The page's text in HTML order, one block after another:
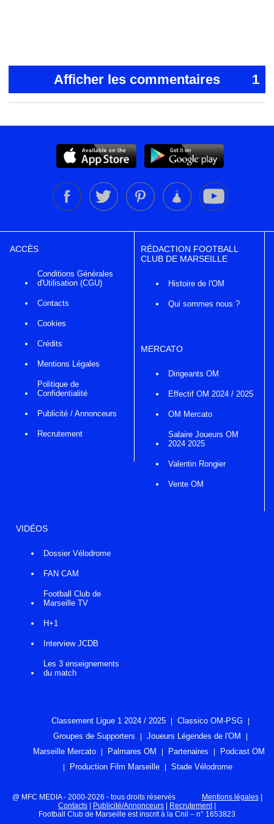
Afficher les commentaires 1
ACCÈS
Conditions Générales
d'Utilisation (CGU)
Contacts
Cookies
Crédits
Mentions Légales
Politique de
Confidentialité
Publicité / Annonceurs
Recrutement
RÉDACTION FOOTBALL
CLUB DE MARSEILLE
Histoire de l'OM
Qui sommes nous ?
MERCATO
Dirigeants OM
Effectif OM 2024 / 2025
OM Mercato
Salaire Joueurs OM
2024 2025
Valentin Rongier
Vente OM
VIDÉOS
Dossier Vélodrome
FAN CAM
Football Club de
Marseille TV
H+1
Interview JCDB
Les 3 enseignements
du match
Classement Ligue 1 2024 / 2025
Classico OM-PSG
Groupes de Supporters
Joueurs Légendes de l'OM
Marseille Mercato
Palmares OM Partenaires
Podcast OM
Production Film Marseille
Stade Vélodrome
@ MFC MEDIA - 2000-2026 - tous droits réservés Mentions légales|
Contacts
Publicité/Annonceurs Recrutement|
Football Club de Marseille est inscrit à la Cnil – n° 1653823